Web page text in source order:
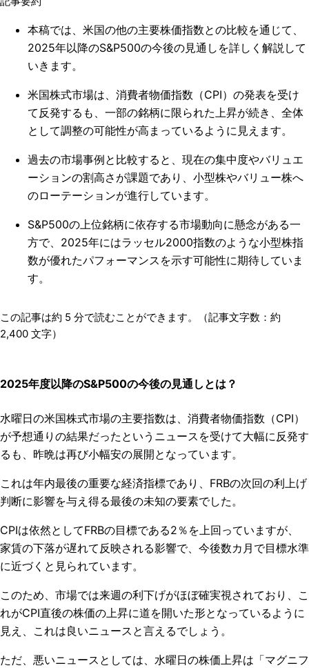
本稿では、米国の他の主要株価指数との比較を通じて、
2025年以降のS&P500の今後の見通しを詳しく解説して
いきます。
米国株式市場は、消費者物価指数（CPI）の発表を受け
て反発するも、一部の銘柄に限られた上昇が続き、全体
として調整の可能性が高まっているように見えます。
過去の市場事例と比較すると、現在の集中度やバリュエ
ーションの割高さが課題であり、小型株やバリュー株へ
のローテーションが進行しています。
S&P500の上位銘柄に依存する市場動向に懸念がある一
方で、2025年にはラッセル2000指数のような小型株指
数が優れたパフォーマンスを示す可能性に期待していま
す。
この記事は約 5 分で読むことができます。（記事文字数：約
2,400 文字）
2025年度以降のS&P500の今後の見通しとは？
水曜日の米国株式市場の主要指数は、消費者物価指数（CPI）
が予想通りの結果だったというニュースを受けて大幅に反発す
るも、昨晩は再び小幅安の展開となっています。
これは年内最後の重要な経済指標であり、 FRBの次回の利上げ
判断に影響を与え得る最後の未知の要素でした。
CPIは依然としてFRBの目標である2 ％を上回っていますが、
家賃の下落が遅れて反映される影響で、今後数カ月で目標水準
に近づくと見られています。
このため、市場では来週の利下げがほぼ確実視されており、こ
れがCPI直後の株価の上昇に道を開いた形となっているように
見え、これは良いニュースと言えるでしょう。
ただ、悪いニュースとしては、水曜日の株価上昇は「マグニフ